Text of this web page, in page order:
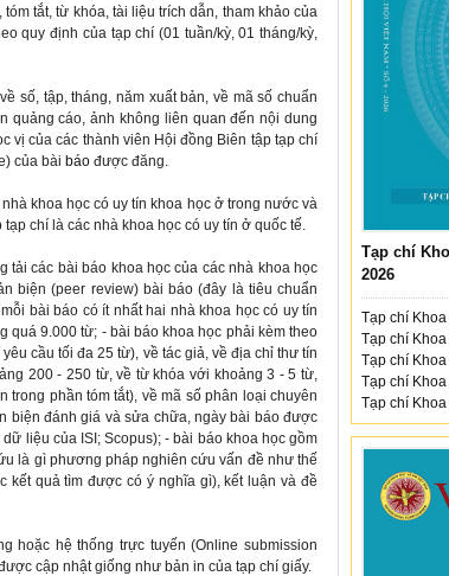
tắt, từ khóa, tài liệu trích dẫn, tham khảo của
quy định của tạp chí (01 tuần/kỳ, 01 tháng/kỳ,
số, tập, tháng, năm xuất bản, về mã số chuẩn
quảng cáo, ảnh không liên quan đến nội dung
vị của các thành viên Hội đồng Biên tập tạp chí
của bài báo được đăng.
khoa học có uy tín khoa học ở trong nước và
chí là các nhà khoa học có uy tín ở quốc tế.
tải các bài báo khoa học của các nhà khoa học
biện (peer review) bài báo (đây là tiêu chuẩn
bài báo có ít nhất hai nhà khoa học có uy tín
quá 9.000 từ; - bài báo khoa học phải kèm theo
cầu tối đa 25 từ), về tác giả, về địa chỉ thư tín
200 - 250 từ, về từ khóa với khoảng 3 - 5 từ,
phần tóm tắt), về mã số phân loại chuyên
biện đánh giá và sửa chữa, ngày bài báo được
liệu của ISI; Scopus); - bài báo khoa học gồm
là gì phương pháp nghiên cứu vấn đề như thế
quả tìm được có ý nghĩa gì), kết luận và đề
hoặc hệ thống trực tuyến (Online submission
cập nhật giống như bản in của tạp chí giấy.
Tạp chí
2026
Tạp chí
Tạp chí
Tạp chí
Tạp chí
Tạp chí